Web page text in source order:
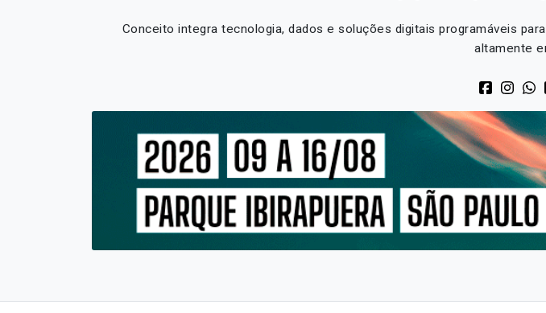
Conceito integra tecnologia, dados e soluções digitais programáveis
altamente